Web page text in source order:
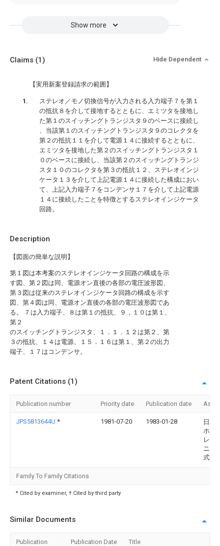
Show more
Description
【図面の簡単な説明】
第１図は本考案のステレオインジケータ回路の構成を示
す図、第２図は同、電源オン直後の各部の電圧波形図、
第３図は従来のステレオインジケータ回路の構成を示す
図、第４図は同、電源オン直後の各部の電圧波形図であ
る。 ７は入力端子、８は第１の抵抗、９，１０は第１、
第２
のスイッチングトランジスタ、１．１．１２は第２、第
３の抵抗、１４は電源、１５．１６は第１、第２の出力
端子、１７はコンデンサ。
Claims (1) Hide Dependent
【実用新案登録請求の範囲】
ステレオ／モノ切換信号が入力される入力端子７を第１
の抵抗８を介して接地するとともに、エミツタを接地し
た第１のスイッチングトランジスタ９のベースに接続し
、当該第１のスイッチングトランジスタ９のコレクタを
第２の抵抗１１を介して電源１４に接続するとともに、
エミツタを接地した第２のスイッチングトランジスタ１
０のベースに接続し、当該第２のスイッチングトランジ
スタ１０のコレクタを第３の抵抗１２、ステレオインジ
ケータ１３を介して上記電源１４に接続した構成におい
て、上記入力端子７をコンデンサ１７を介して上記電源
１４に接続したことを特徴とするステレオインジケータ
回路。
Patent Citations (1)
Publication number Priority date Publication date
JPS5813644U * 1981-07-20 1983-01-28
日本
ホー
レク
ニク
式会
Family To Family Citations
* Cited by examiner, † Cited by third party
Similar Documents
Publication Publication Date Title